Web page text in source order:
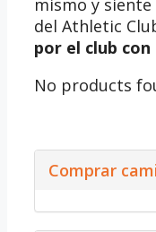
del Athletic
por el club
No products
Comprar